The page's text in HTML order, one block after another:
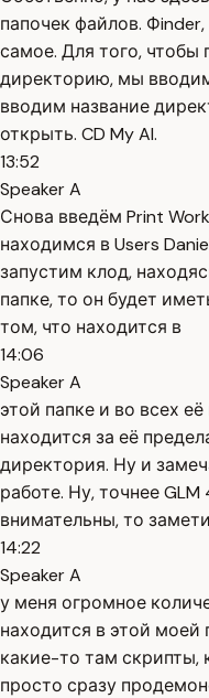
папочек файлов.
самое. Для того,
директорию, мы
вводим название
открыть. CD My AI.
13:52
Speaker A
Снова введём Print
находимся в Users
запустим клод,
папке, то он будет
том, что находится в
14:06
Speaker A
этой папке и во всех
находится за её
директория. Ну и
работе. Ну, точнее
внимательны, то
14:22
Speaker A
у меня огромное
находится в этой
какие-то там скрипты,
просто сразу